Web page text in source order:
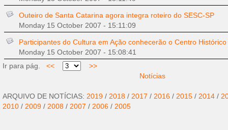
Outeiro de Santa Catarina agora integra roteiro do SESC-SP
Monday 15 October 2007 - 15:11:09
Participantes do Cultura em Ação conhecerão o Centro Histórico
Monday 15 October 2007 - 15:08:41
Ir para pág.
<<
>>
Notícias
ARQUIVO DE NOTÍCIAS: 2019 / 2018 / 2017 / 2016 / 2015 / 2014 /
2010 / 2009 / 2008 / 2007 / 2006 / 2005